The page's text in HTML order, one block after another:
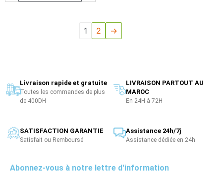
1 2 →
Livraison rapide et gratuite
Toutes les commandes de plus
de 400DH
LIVRAISON PARTOUT AU
MAROC
En 24H à 72H
SATISFACTION GARANTIE
Satisfait ou Remboursé
Assistance 24h/7j
Assistance dédiée en 24h
Abonnez-vous à notre lettre d'information